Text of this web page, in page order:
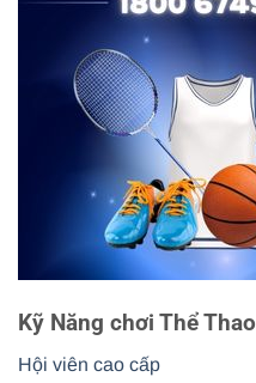
Kỹ Năng chơi Thể Thao
Hội viên cao cấp